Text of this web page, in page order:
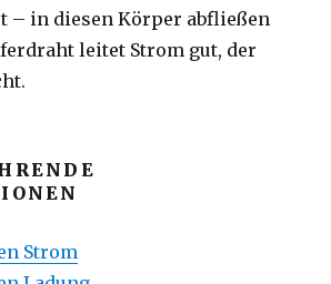
– in diesen Körper abfließen
leitet Strom gut, der
Strom